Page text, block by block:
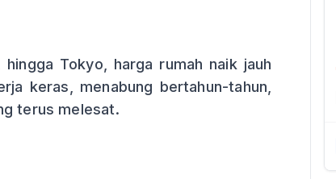
Tokyo, harga rumah naik jauh
keras, menabung bertahun-tahun,
terus melesat.